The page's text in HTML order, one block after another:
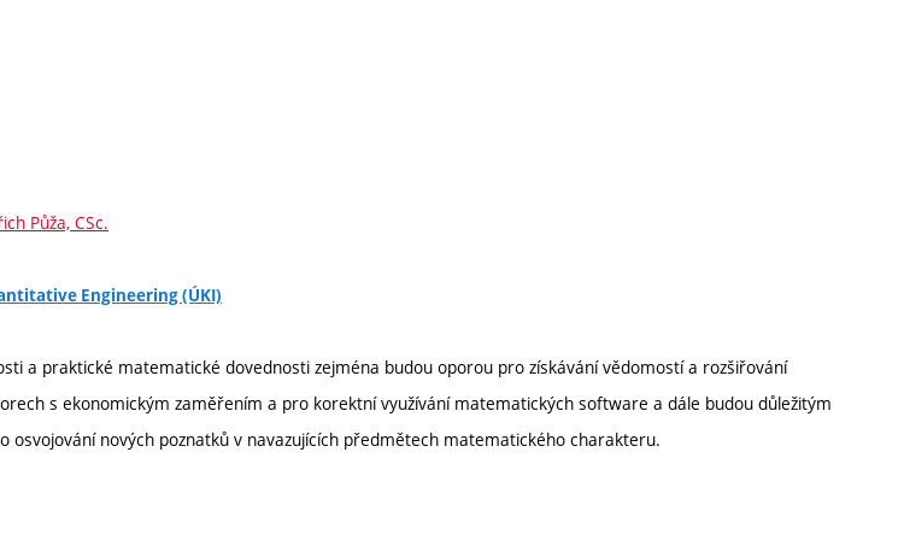
Půža, CSc.
Engineering (ÚKI)
a praktické matematické dovednosti zejména budou oporou pro získávání vědomostí a rozšiřování
s ekonomickým zaměřením a pro korektní využívání matematických software a dále budou důležitým
osvojování nových poznatků v navazujících předmětech matematického charakteru.